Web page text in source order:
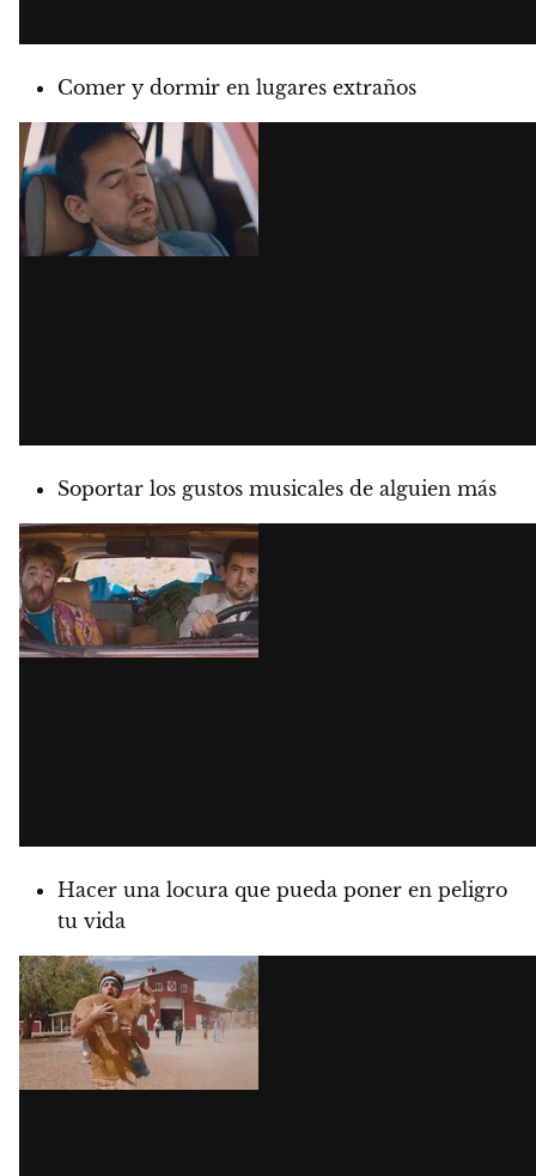
Comer y dormir en lugares extraños
Soportar los gustos musicales de alguien más
Hacer una locura que pueda poner en peligro
tu vida